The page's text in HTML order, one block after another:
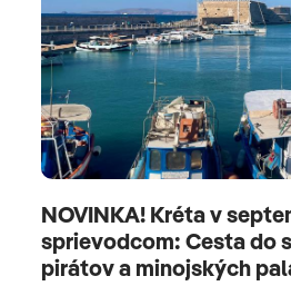
NOVINKA! Kréta v
sprievodcom: Cesta do
pirátov a minojských